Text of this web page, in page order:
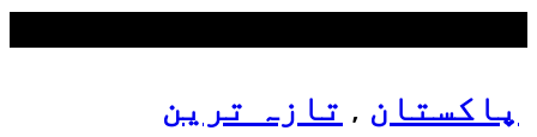
پاکستان , تازہ ترین